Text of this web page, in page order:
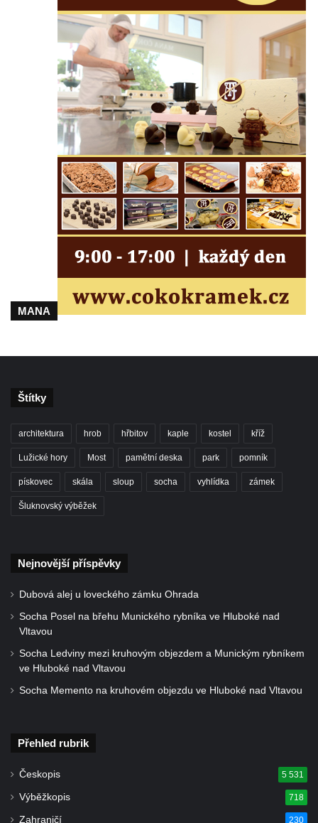
MANA
Štítky
architektura hrob hřbitov kaple kostel kříž
Lužické hory Most pamětní deska park pomník
pískovec skála sloup socha vyhlídka zámek
Šluknovský výběžek
Nejnovější příspěvky
Dubová alej u loveckého zámku Ohrada
Socha Posel na břehu Munického rybníka ve Hluboké nad
Vltavou
Socha Ledviny mezi kruhovým objezdem a Munickým rybníkem
ve Hluboké nad Vltavou
Socha Memento na kruhovém objezdu ve Hluboké nad Vltavou
Přehled rubrik
Českopis 5 531
Výběžkopis 718
Zahraničí 230